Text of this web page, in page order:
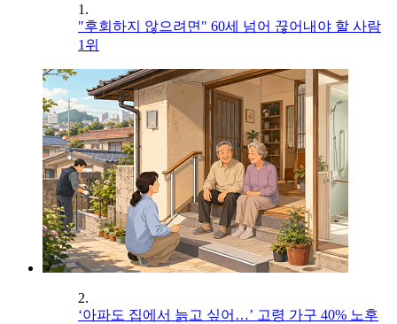
1.
"후회하지 않으려면" 60세 넘어 끊어내야 할 사람
1위
2.
‘아파도 집에서 늙고 싶어…’ 고령 가구 40% 노후